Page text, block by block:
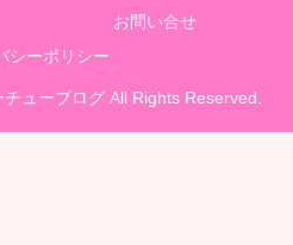
お問い合せ
シーポリシー
ューブログ All Rights Reserved.